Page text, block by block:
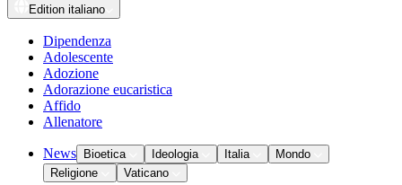
Edition italiano
Dipendenza
Adolescente
Adozione
Adorazione eucaristica
Affido
Allenatore
News Bioetica Ideologia Italia
Mondo
Religione
Vaticano